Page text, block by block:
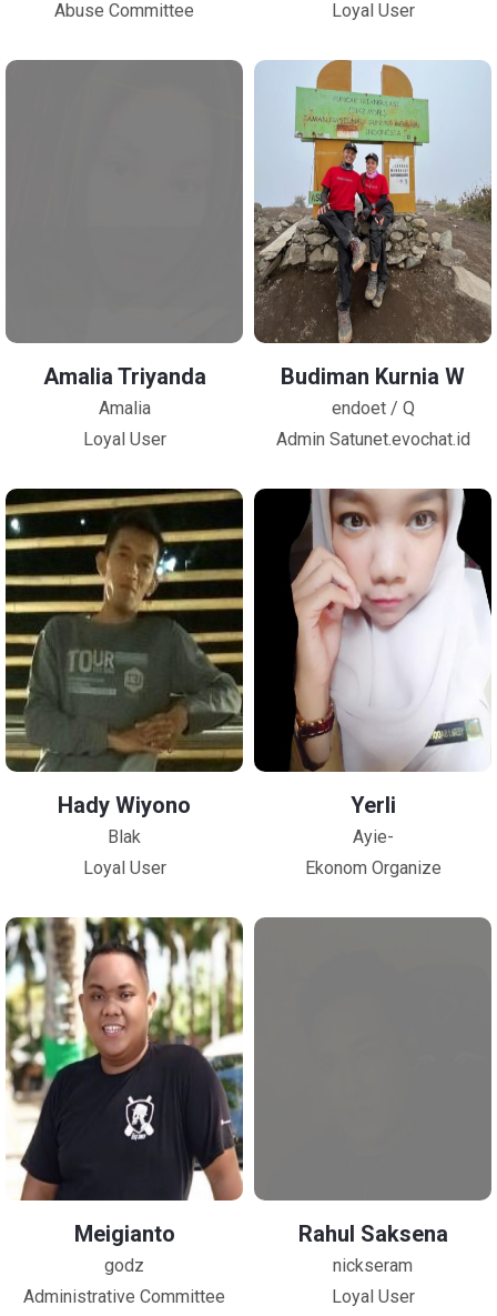
Abuse Committee Loyal User
Amalia Triyanda
Amalia
Loyal User
Budiman Kurnia W
endoet / Q
Admin Satunet.evochat.id
Hady Wiyono
Blak
Loyal User
Yerli
Ayie-
Ekonom Organize
Meigianto
godz
Administrative Committee
Rahul Saksena
nickseram
Loyal User